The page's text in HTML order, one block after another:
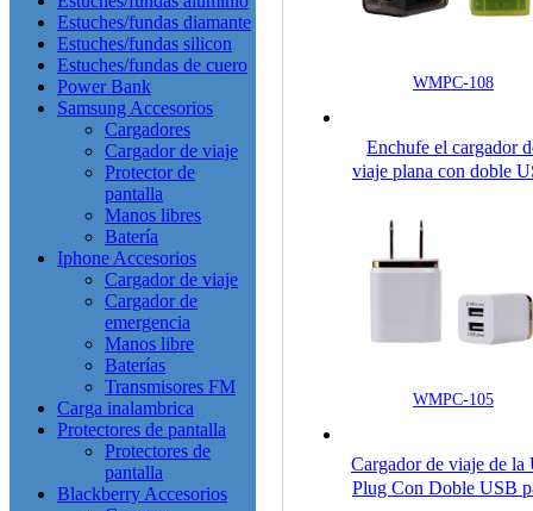
Estuches/fundas diamante
Estuches/fundas silicon
Estuches/fundas de cuero
Power Bank
Samsung Accesorios
Cargadores
Cargador de viaje
Protector de
pantalla
Manos libres
Batería
Iphone Accesorios
Cargador de viaje
Cargador de
emergencia
Manos libre
Baterías
Transmisores FM
Carga inalambrica
Protectores de pantalla
Protectores de
pantalla
Blackberry Accesorios
WMPC-108
Enchufe el cargador
viaje plana con doble
WMPC-105
Cargador de viaje de la
Plug Con Doble USB